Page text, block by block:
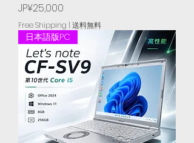
Price
JP¥25,000
Free Shipping | 送料無料
日本語版PC